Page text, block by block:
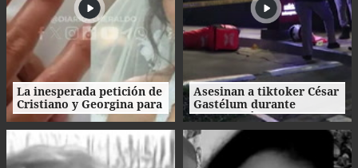
La inesperada petición de
Cristiano y Georgina para
su boda
Asesinan a tiktoker César
Gastélum durante
transmisión en vivo en
México